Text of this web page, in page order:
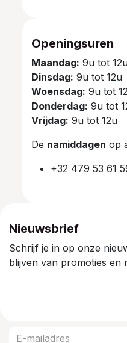
Openingsuren
Maandag: 9u tot
Dinsdag: 9u tot 12u
Woensdag: 9u tot
Donderdag: 9u tot
Vrijdag: 9u tot 12u
De namiddagen op
+32 479 53 61
Nieuwsbrief
Schrijf je in op onze
blijven van promoties en